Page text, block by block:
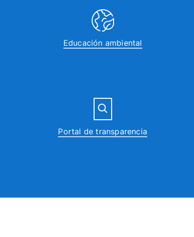
Educación ambiental
Portal de transparencia